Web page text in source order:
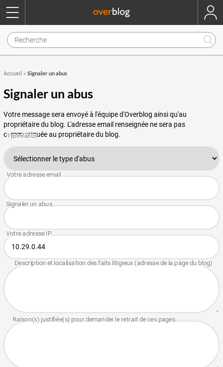
Accueil » Signaler un abus
Signaler un abus
Votre message sera envoyé à l'équipe d'Overblog ainsi qu'au
propriétaire du blog. L'adresse email renseignée ne sera pas
communiquée au propriétaire du blog.